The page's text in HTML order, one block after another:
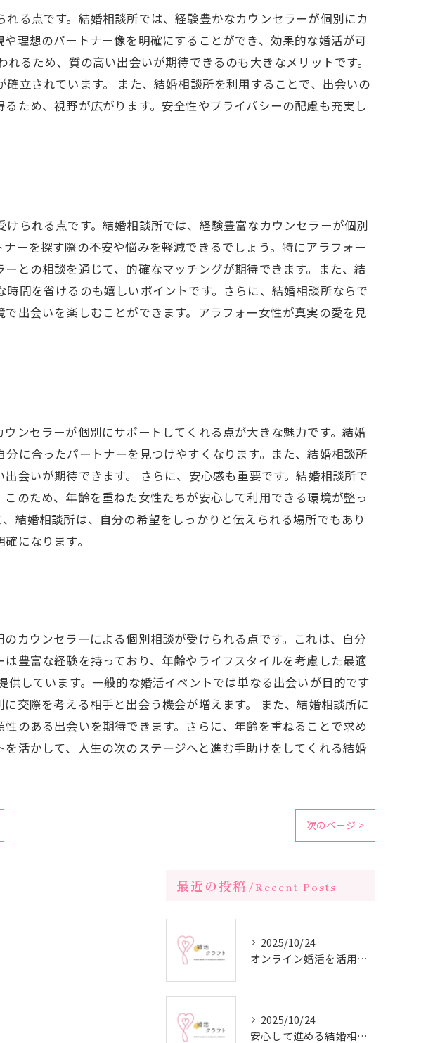
る点です。結婚相談所では、経験豊かなカウンセラーが個別にカ
理想のパートナー像を明確にすることができ、効果的な婚活が可
るため、質の高い出会いが期待できるのも大きなメリットです。
立されています。 また、結婚相談所を利用することで、出会いの
ため、視野が広がります。安全性やプライバシーの配慮も充実し
られる点です。結婚相談所では、経験豊富なカウンセラーが個別
ーを探す際の不安や悩みを軽減できるでしょう。特にアラフォー
との相談を通じて、的確なマッチングが期待できます。また、結
間を省けるのも嬉しいポイントです。さらに、結婚相談所ならで
出会いを楽しむことができます。アラフォー女性が真実の愛を見
ンセラーが個別にサポートしてくれる点が大きな魅力です。結婚
に合ったパートナーを見つけやすくなります。また、結婚相談所
会いが期待できます。 さらに、安心感も重要です。結婚相談所で
のため、年齢を重ねた女性たちが安心して利用できる環境が整っ
結婚相談所は、自分の希望をしっかりと伝えられる場所でもあり
になります。
カウンセラーによる個別相談が受けられる点です。これは、自分
豊富な経験を持っており、年齢やライフスタイルを考慮した最適
しています。一般的な婚活イベントでは単なる出会いが目的です
交際を考える相手と出会う機会が増えます。 また、結婚相談所に
のある出会いを期待できます。さらに、年齢を重ねることで求め
活かして、人生の次のステージへと進む手助けをしてくれる結婚
次のページ >
最近の投稿 Recent Posts
2025/10/24
オンライン婚活を活用した短期間成婚の秘訣
2025/10/24
安心して進める結婚相談所の利用法